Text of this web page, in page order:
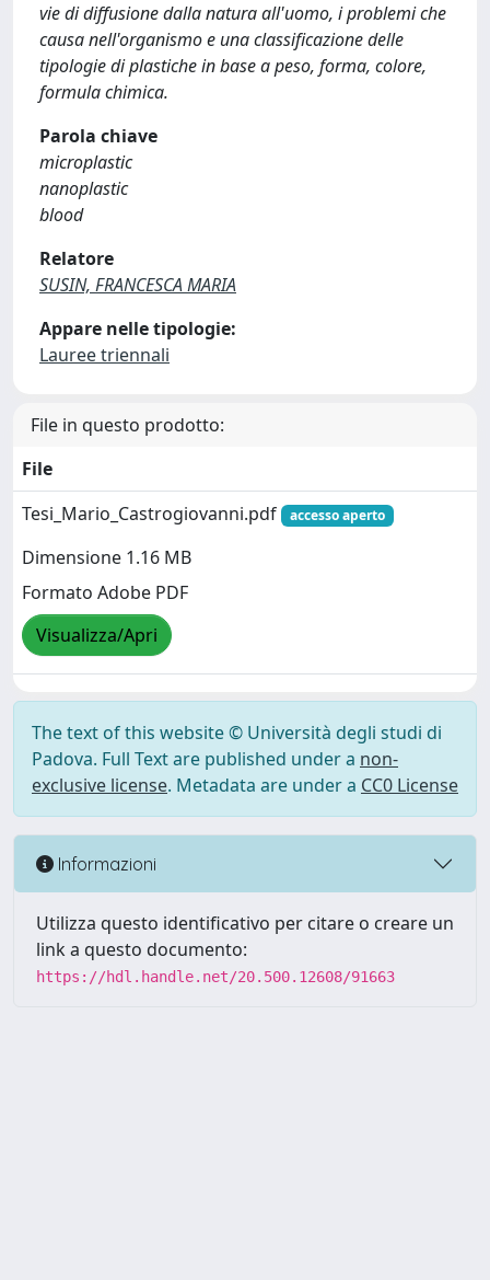
vie di diffusione dalla natura all'uomo, i problemi che
causa nell'organismo e una classificazione delle
tipologie di plastiche in base a peso, forma, colore,
formula chimica.
Parola chiave
microplastic
nanoplastic
blood
Relatore
SUSIN, FRANCESCA MARIA
Appare nelle tipologie:
Lauree triennali
File in questo prodotto:
File
Tesi_Mario_Castrogiovanni.pdf
accesso aperto
Dimensione 1.16 MB
Formato Adobe PDF
Visualizza/Apri
The text of this website © Università degli studi di
Padova. Full Text are published under a non-
exclusive license. Metadata are under a CC0 License
Informazioni
Utilizza questo identificativo per citare o creare un
link a questo documento:
https://hdl.handle.net/20.500.12608/91663